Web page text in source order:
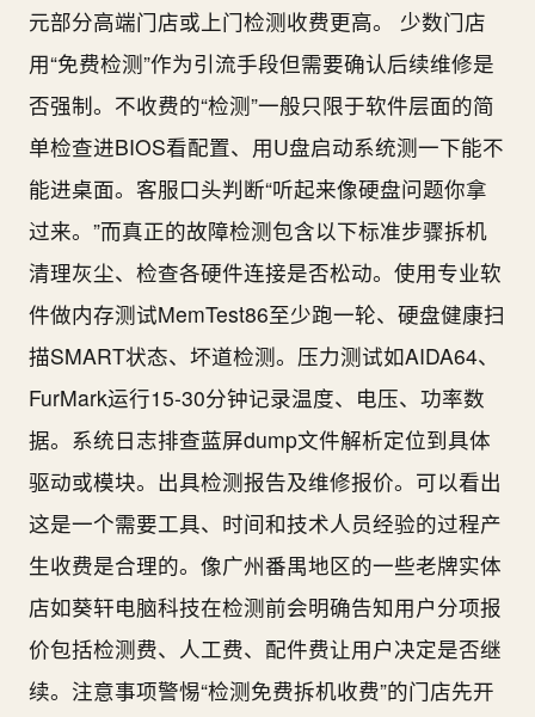
元部分高端门店或上门检测收费更高。 少数门店
用“免费检测”作为引流手段但需要确认后续维修是
否强制。不收费的“检测”一般只限于软件层面的简
单检查进BIOS看配置、用U盘启动系统测一下能不
能进桌面。客服口头判断“听起来像硬盘问题你拿
过来。”而真正的故障检测包含以下标准步骤拆机
清理灰尘、检查各硬件连接是否松动。使用专业软
件做内存测试MemTest86至少跑一轮、硬盘健康扫
描SMART状态、坏道检测。压力测试如AIDA64、
FurMark运行15-30分钟记录温度、电压、功率数
据。系统日志排查蓝屏dump文件解析定位到具体
驱动或模块。出具检测报告及维修报价。可以看出
这是一个需要工具、时间和技术人员经验的过程产
生收费是合理的。像广州番禺地区的一些老牌实体
店如葵轩电脑科技在检测前会明确告知用户分项报
价包括检测费、人工费、配件费让用户决定是否继
续。注意事项警惕“检测免费拆机收费”的门店先开